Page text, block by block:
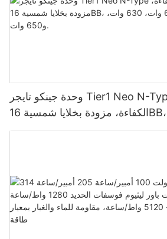
وحدة جينكو تايجر Tier1 Neo N-Type ثنائية الوجه عالية
الكفاءة، مزودة بخلايا شمسية 16BB، بقدرات 590 وات،
620 وات، 630 وات، و650 وات.